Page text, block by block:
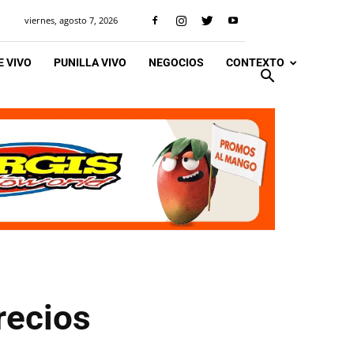
viernes, agosto 7, 2026
VIVO PUNILLA VIVO NEGOCIOS CONTEXTO